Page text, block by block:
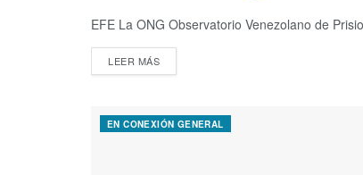
EFE La ONG Observatorio Venezolano de
LEER MÁS
EN CONEXIÓN GENERAL